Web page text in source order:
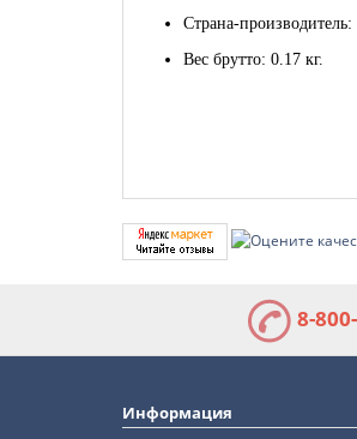
Страна-производитель:
Вес брутто: 0.17 кг.
8-
Информация